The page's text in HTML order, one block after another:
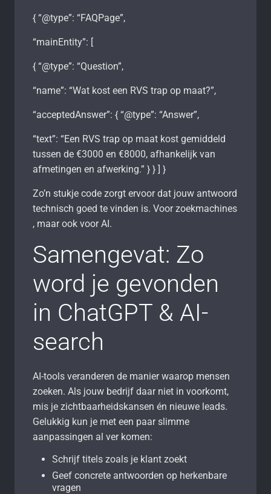
{ “@type”: “FAQPage”,
“mainEntity”: [
{ “@type”: “Question”,
“name”: “Wat kost een RVS trap op maat?”,
“acceptedAnswer”: { “@type”: “Answer”,
“text”: “Een RVS trap op maat kost gemiddeld
tussen de €3000 en €8000, afhankelijk van
afmetingen en afwerking.” } } ] }
Zo’n stukje code zorgt ervoor dat jouw antwoord
technisch goed te vinden is. Voor zoekmachines
, maar ook voor AI.
Samengevat: Zo
word je gevonden
in ChatGPT & AI-
search
AI-tools veranderen de manier waarop mensen
zoeken. Als jouw bedrijf daar niet in voorkomt,
mis je zichtbaarheidskansen én nieuwe leads.
Gelukkig kun je met een paar slimme
aanpassingen al ver komen:
Schrijf titels zoals je klant zoekt
Geef concrete antwoorden op herkenbare
vragen